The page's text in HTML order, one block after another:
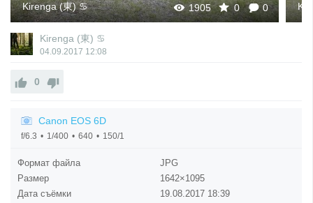
1905 0 0
Kirenga (東) ♋
Kirenga (東) ♋
04.09.2017 12:08
0
Canon EOS 6D
f/6.3 1/400 640 150/1
Формат файла
JPG
Размер
1642×1095
Дата съёмки
19.08.2017 18:39